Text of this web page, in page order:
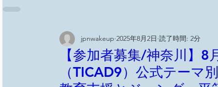
【参加者募集/神奈川】
（TICAD9）公式テーマ
jpnwakeup 2025年8月2日 読了時間: 2分